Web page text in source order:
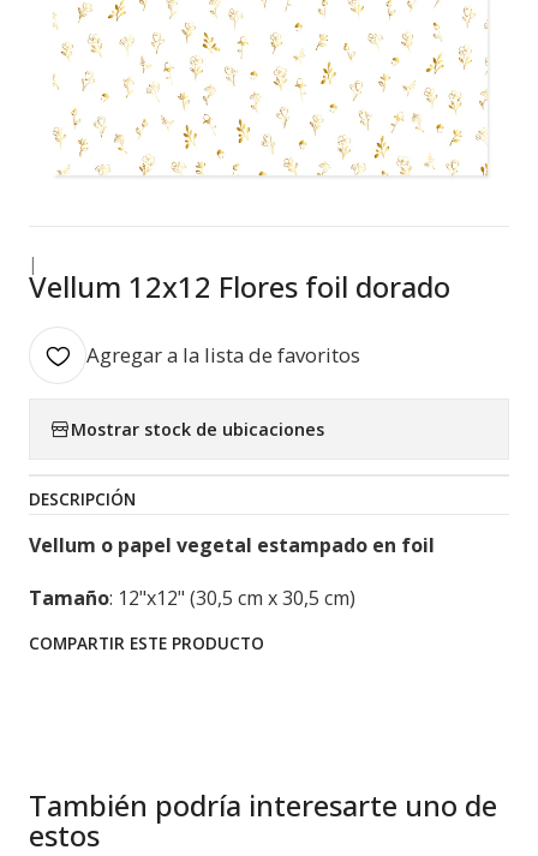
|
Vellum 12x12 Flores foil dorado
Agregar a la lista de favoritos
Mostrar stock de ubicaciones
DESCRIPCIÓN
Vellum o papel vegetal estampado en foil
Tamaño: 12"x12" (30,5 cm x 30,5 cm)
COMPARTIR ESTE PRODUCTO
También podría interesarte uno de
estos